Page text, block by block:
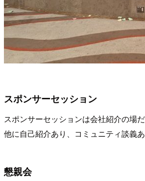
スポンサーセッション
スポンサーセッションは会社紹介の場
他に自己紹介あり、コミュニティ談義あ
懇親会